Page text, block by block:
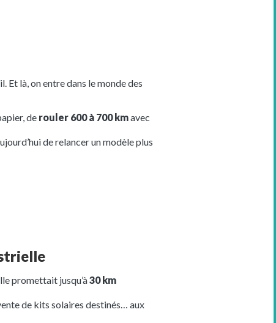
là, on entre dans le monde des
de rouler 600 à 700 kmavec
de relancer un modèle plus
promettait jusqu’à30 km
de kits solaires destinés… aux